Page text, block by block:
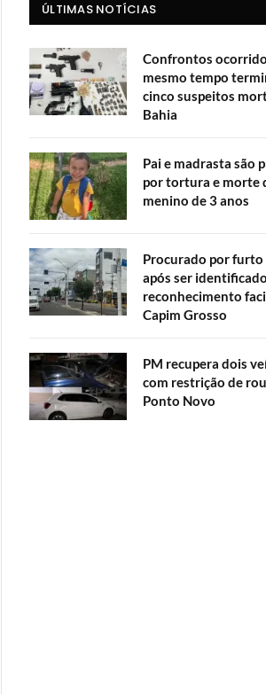
ÚLTIMAS NOTÍCIAS
Confrontos
mesmo tempo
cinco suspeitos
Bahia
Pai e madrasta são
por tortura e morte
menino de 3 anos
Procurado por furto
após ser
reconhecimento
Capim Grosso
PM recupera dois
com restrição de
Ponto Novo